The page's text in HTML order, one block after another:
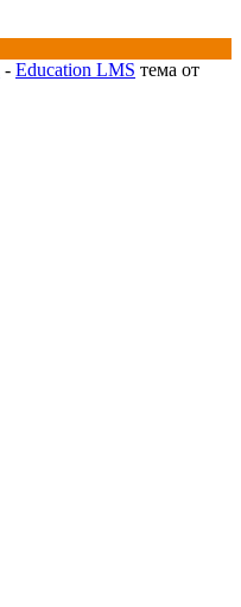
- Education LMS тема от